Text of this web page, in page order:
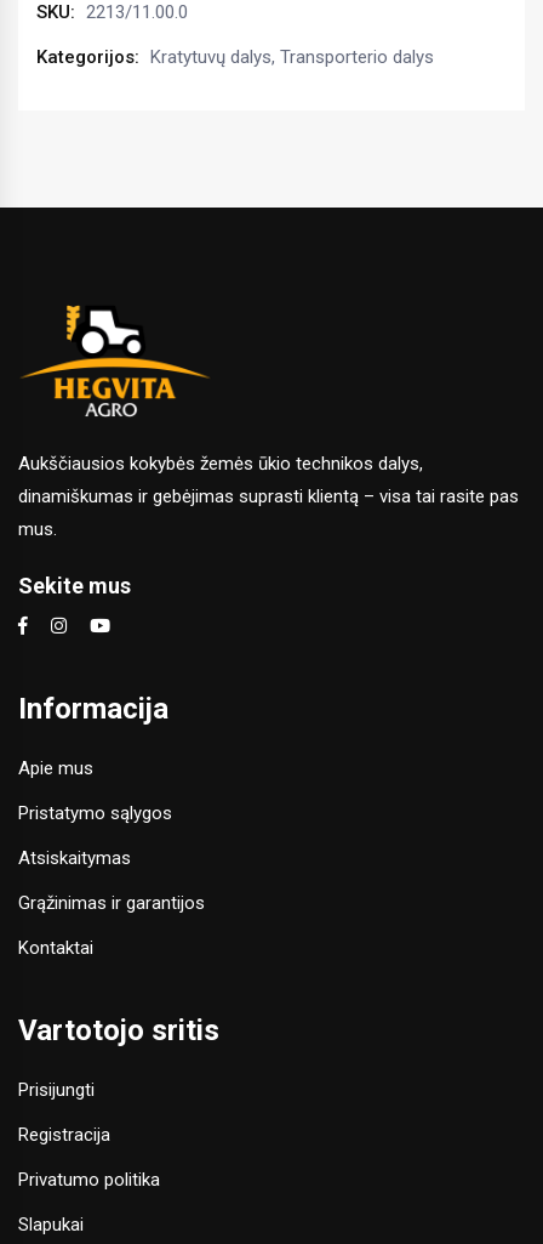
2213/11.00.006/7
kiekis
SKU: 2213/11.00.0
Kategorijos: Kratytuvų dalys, Transporterio dalys
Aukščiausios kokybės žemės ūkio technikos dalys,
dinamiškumas ir gebėjimas suprasti klientą – visa tai rasite pas
mus.
Sekite mus
Informacija
Apie mus
Pristatymo sąlygos
Atsiskaitymas
Grąžinimas ir garantijos
Kontaktai
Vartotojo sritis
Prisijungti
Registracija
Privatumo politika
Slapukai